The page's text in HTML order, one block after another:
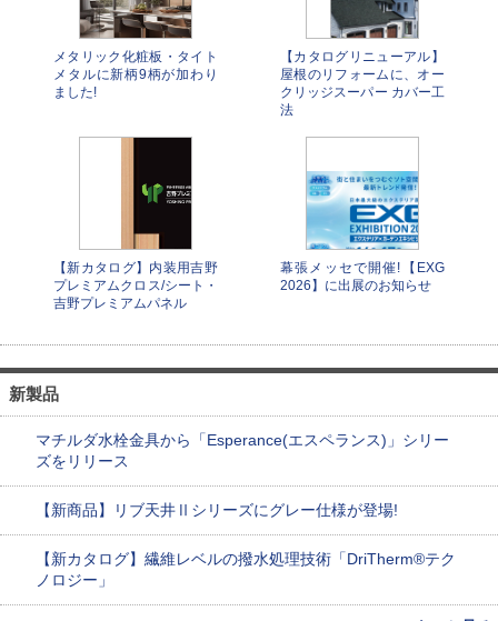
メタリック化粧板・タイト
メタルに新柄9柄が加わり
ました!
【カタログリニューアル】
屋根のリフォームに、オー
クリッジスーパー カバー工
法
【新カタログ】内装用吉野
プレミアムクロス/シート・
吉野プレミアムパネル
幕張メッセで開催!【EXG
2026】に出展のお知らせ
新製品
マチルダ水栓金具から「Esperance(エスペランス)」シリー
ズをリリース
【新商品】リブ天井Ⅱシリーズにグレー仕様が登場!
【新カタログ】繊維レベルの撥水処理技術「DriTherm®テク
ノロジー」